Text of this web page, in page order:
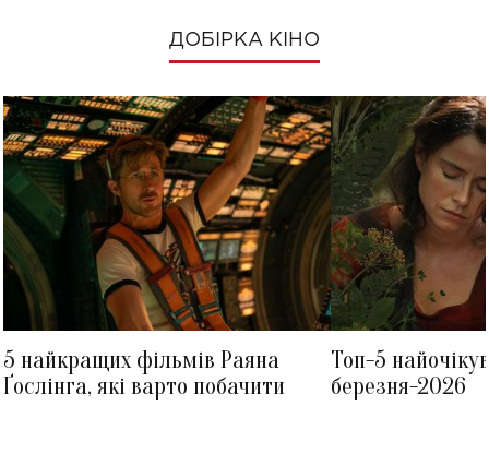
ДОБІРКА КІНО
5 найкращих фільмів Раяна
Ґослінга, які варто побачити
Топ-5
березня-2026